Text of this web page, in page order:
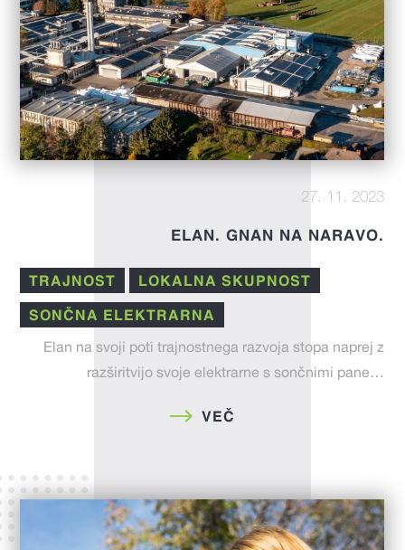
27. 11. 2023
ELAN. GNAN NA NARAVO.
TRAJNOST LOKALNA SKUPNOST
SONČNA ELEKTRARNA
Elan na svoji poti trajnostnega razvoja stopa naprej z
razširitvijo svoje elektrarne s sončnimi pane…
VEČ